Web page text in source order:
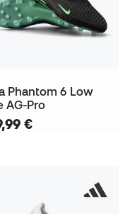
Phantom 6 Low
AG-Pro
€